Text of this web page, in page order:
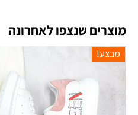
מוצרים שנצפו לאחרונה
מבצע!